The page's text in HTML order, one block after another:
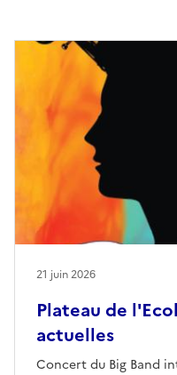
Plateau de
actuelles
Concert du Big Band
21 juin 2026